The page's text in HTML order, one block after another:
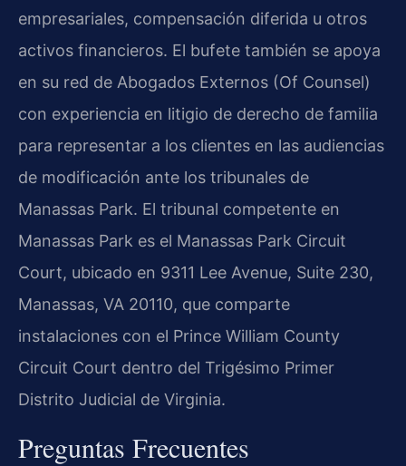
empresariales, compensación diferida u otros
activos financieros. El bufete también se apoya
en su red de Abogados Externos (Of Counsel)
con experiencia en litigio de derecho de familia
para representar a los clientes en las audiencias
de modificación ante los tribunales de
Manassas Park. El tribunal competente en
Manassas Park es el Manassas Park Circuit
Court, ubicado en 9311 Lee Avenue, Suite 230,
Manassas, VA 20110, que comparte
instalaciones con el Prince William County
Circuit Court dentro del Trigésimo Primer
Distrito Judicial de Virginia.
Preguntas Frecuentes